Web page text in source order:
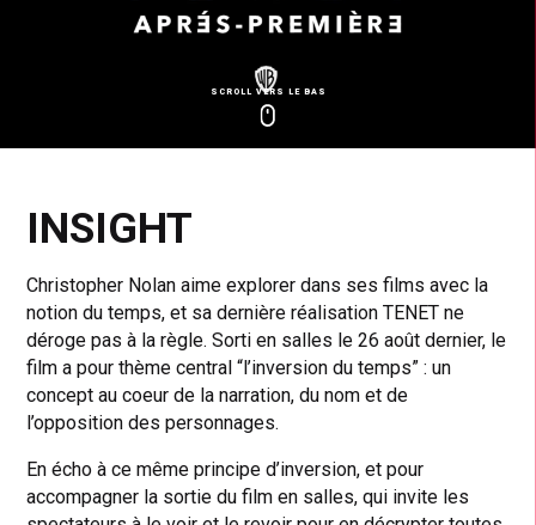
SCROLL VERS LE BAS
INSIGHT
Christopher Nolan aime explorer dans ses films avec la
notion du temps, et sa dernière réalisation TENET ne
déroge pas à la règle. Sorti en salles le 26 août dernier, le
film a pour thème central “l’inversion du temps” : un
concept au coeur de la narration, du nom et de
l’opposition des personnages.
En écho à ce même principe d’inversion, et pour
accompagner la sortie du film en salles, qui invite les